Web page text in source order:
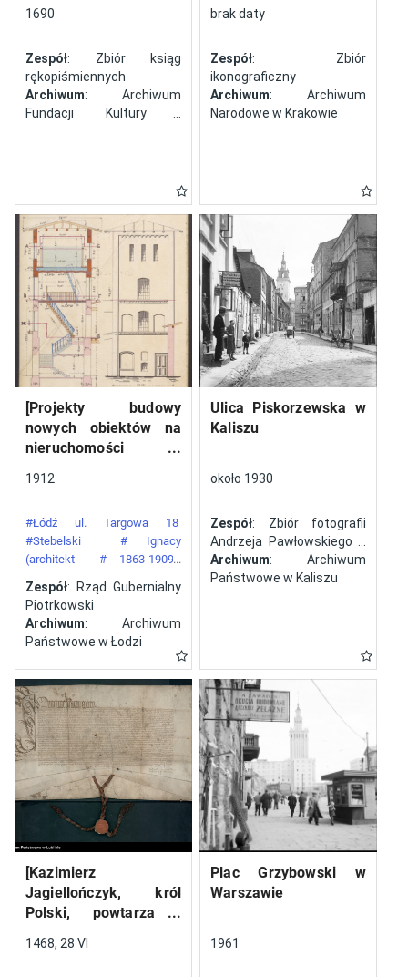
1690
Zespół: Zbiór ksiąg
rękopiśmiennych
Archiwum: Archiwum
Fundacji Kultury i
brak daty
Zespół: Zbiór
ikonograficzny
Archiwum: Archiwum
Narodowe w Krakowie
[Projekty budowy
nowych obiektów na
nieruchomości
numerem 34 przy ulicy
Łodzi]
1912
#Łódź ul. Targowa 18
#Stebelski
# Ignacy
(architekt
# 1863-1909)
Zespół: Rząd Gubernialny
Piotrkowski
Archiwum: Archiwum
Państwowe w Łodzi
Ulica Piskorzewska w
Kaliszu
około 1930
Zespół: Zbiór fotografii
Andrzeja Pawłowskiego z
Kalisza
Archiwum: Archiwum
Państwowe w Kaliszu
[Kazimierz
Jagiellończyk, król
Polski, powtarza i
wystawiony w Lublinie,
1468, 28 VI
Plac Grzybowski w
Warszawie
1961